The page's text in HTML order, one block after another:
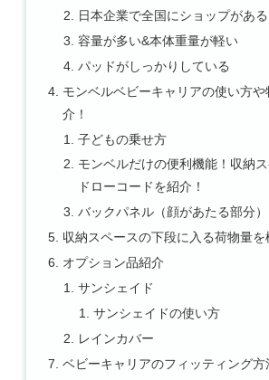
日本企業で全国にショップがある
容量が多い&本体重量が軽い
パッドがしっかりしている
モンベルベビーキャリアの使い方
介！
子どもの乗せ方
モンベルだけの便利機能！収納
ドローコードを紹介！
バックパネル（顔があたる部分）
収納スペースの下段に入る荷物量を
オプション品紹介
サンシェイド
サンシェイドの使い方
レインカバー
ベビーキャリアのフィッティング方